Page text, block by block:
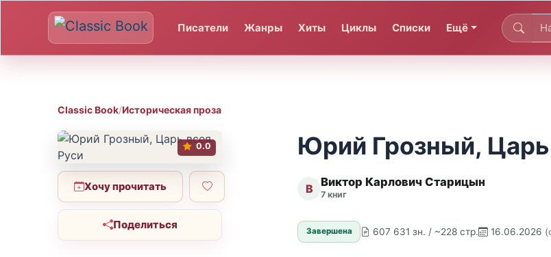
Писатели Жанры Хиты Циклы Списки Ещё
Classic Book/Историческая проза
0.0
Хочу прочитать
Поделиться
Юрий Грозный, Царь
В Виктор Карлович Старицын
7 книг
Завершена 607 631 зн. / ~228 стр. 16.06.2026